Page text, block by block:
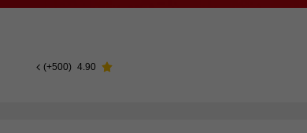
4.90
(
500+
)